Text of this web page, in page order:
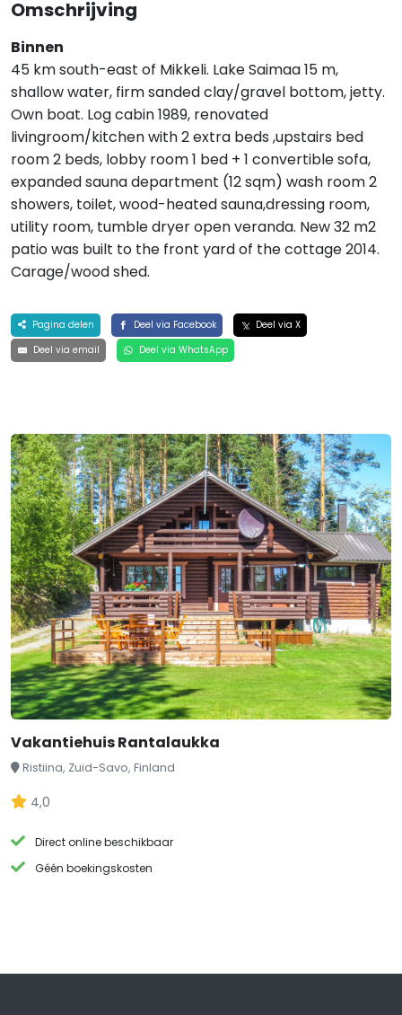
Omschrijving
Binnen
45 km south-east of Mikkeli. Lake Saimaa 15 m,
shallow water, firm sanded clay/gravel bottom, jetty.
Own boat. Log cabin 1989, renovated
livingroom/kitchen with 2 extra beds ,upstairs bed
room 2 beds, lobby room 1 bed + 1 convertible sofa,
expanded sauna department (12 sqm) wash room 2
showers, toilet, wood-heated sauna,dressing room,
utility room, tumble dryer open veranda. New 32 m2
patio was built to the front yard of the cottage 2014.
Carage/wood shed.
Pagina delen Deel via Facebook
Deel via X
Deel via email
Deel via WhatsApp
Vakantiehuis Rantalaukka
Ristiina, Zuid-Savo, Finland
4,0
Direct online beschikbaar
Géén boekingskosten